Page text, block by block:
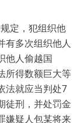
定，犯组织他
有多次组织他人
他人偷越国
所得数额巨大等
法就应当判处7
徒刑，并处罚金
嫌疑人包某将来